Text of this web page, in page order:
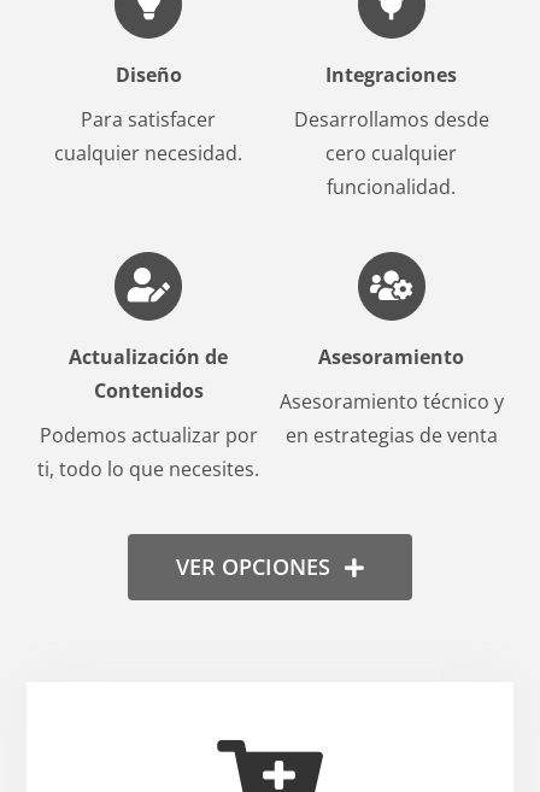
Diseño
Para satisfacer
cualquier necesidad.
Integraciones
Desarrollamos desde
cero cualquier
funcionalidad.
Actualización de
Contenidos
Podemos actualizar por
ti, todo lo que necesites.
Asesoramiento
Asesoramiento técnico y
en estrategias de venta
VER OPCIONES